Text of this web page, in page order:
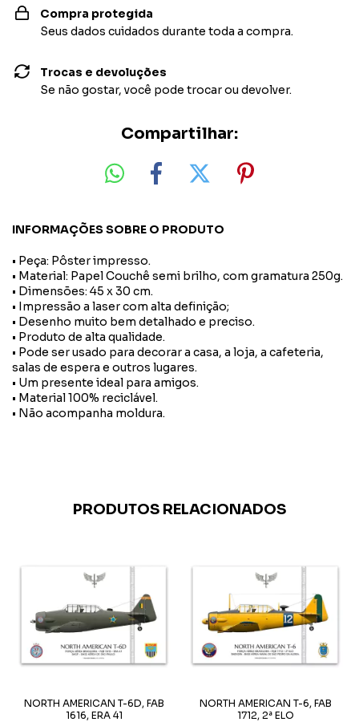
Compra protegida
Seus dados cuidados durante toda a compra.
Trocas e devoluções
Se não gostar, você pode trocar ou devolver.
Compartilhar:
INFORMAÇÕES SOBRE O PRODUTO
• Peça: Pôster impresso.
• Material: Papel Couchê semi brilho, com gramatura 250g.
• Dimensões: 45 x 30 cm.
• Impressão a laser com alta definição;
• Desenho muito bem detalhado e preciso.
• Produto de alta qualidade.
• Pode ser usado para decorar a casa, a loja, a cafeteria,
salas de espera e outros lugares.
• Um presente ideal para amigos.
• Material 100% reciclável.
• Não acompanha moldura.
PRODUTOS RELACIONADOS
NORTH AMERICAN T-6D, FAB
1616, ERA 41
NORTH AMERICAN T-6, FAB
1712, 2ª ELO